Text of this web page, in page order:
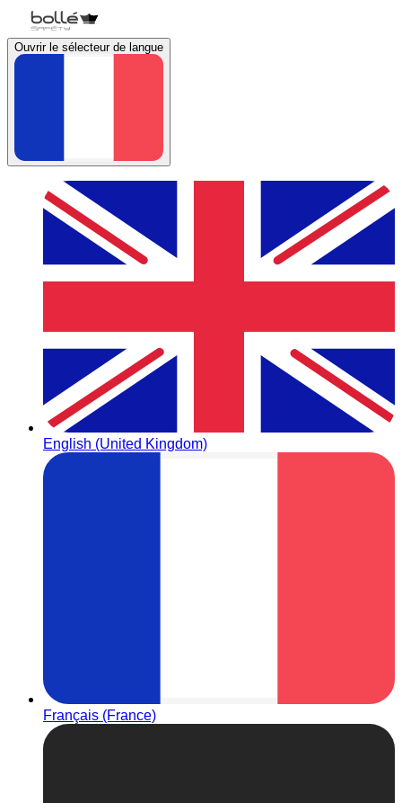
Ouvrir le sélecteur de langue
English (United Kingdom)
Français (France)